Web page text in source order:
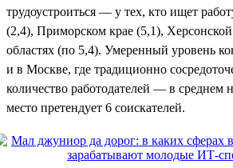
трудоустроиться — у тех, кто ищет
(2,4), Приморском крае (5,1),
областях (по 5,4). Умеренный уровень
и в Москве, где традиционно
количество работодателей — в среднем
место претендует 6 соискателей.